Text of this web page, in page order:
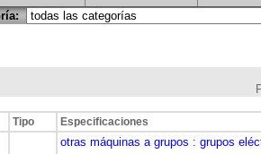
Tipo Especificaciones
otras máquinas a grupos : grupos